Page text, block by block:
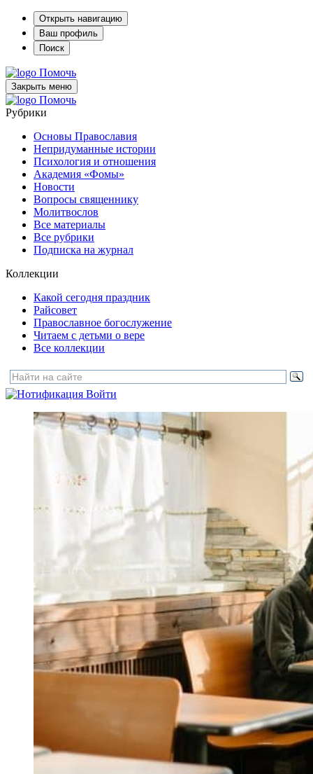
Открыть навигацию
Ваш профиль
Поиск
Помочь
Закрыть меню
Помочь
Рубрики
Основы Православия
Непридуманные истории
Психология и отношения
Академия «Фомы»
Новости
Вопросы священнику
Молитвослов
Все материалы
Все рубрики
Подписка на журнал
Коллекции
Какой сегодня праздник
Райсовет
Православное богослужение
Читаем с детьми о вере
Все коллекции
Войти